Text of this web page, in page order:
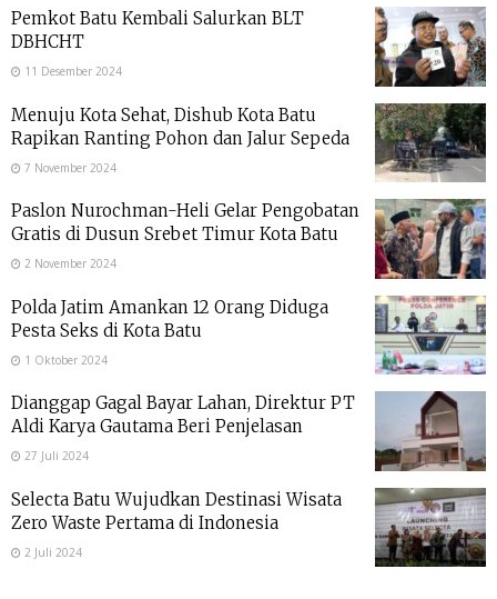
Pemkot Batu Kembali Salurkan BLT
DBHCHT
11 Desember 2024
Menuju Kota Sehat, Dishub Kota Batu
Rapikan Ranting Pohon dan Jalur Sepeda
7 November 2024
Paslon Nurochman-Heli Gelar Pengobatan
Gratis di Dusun Srebet Timur Kota Batu
2 November 2024
Polda Jatim Amankan 12 Orang Diduga
Pesta Seks di Kota Batu
1 Oktober 2024
Dianggap Gagal Bayar Lahan, Direktur PT
Aldi Karya Gautama Beri Penjelasan
27 Juli 2024
Selecta Batu Wujudkan Destinasi Wisata
Zero Waste Pertama di Indonesia
2 Juli 2024